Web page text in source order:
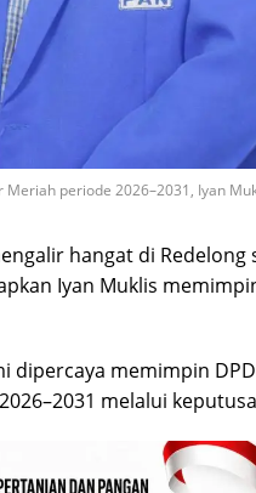
Meriah periode 2026–2031, Iyan
hangat di Redelong
Iyan Muklis
dipercaya memimpin
melalui